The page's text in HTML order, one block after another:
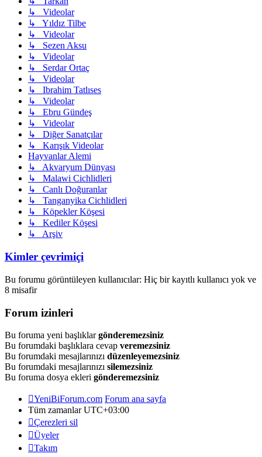
↳ Videolar
↳ Yıldız Tilbe
↳ Videolar
↳ Sezen Aksu
↳ Videolar
↳ Serdar Ortaç
↳ Videolar
↳ Ibrahim Tatlıses
↳ Videolar
↳ Ebru Gündeş
↳ Videolar
↳ Diğer Sanatçılar
↳ Karışık Videolar
Hayvanlar Alemi
↳ Akvaryum Dünyası
↳ Malawi Cichlidleri
↳ Canlı Doğuranlar
↳ Tanganyika Cichlidleri
↳ Köpekler Köşesi
↳ Kediler Köşesi
↳ Arşiv
Kimler çevrimiçi
Bu forumu görüntüleyen kullanıcılar: Hiç bir kayıtlı kullanıcı yok ve
8 misafir
Forum izinleri
Bu foruma yeni başlıklargönderemezsiniz
Bu forumdaki başlıklara cevap veremezsiniz
Bu forumdaki mesajlarınızı düzenleyemezsiniz
Bu forumdaki mesajlarınızı silemezsiniz
Bu foruma dosya ekleri gönderemezsiniz
YeniBiForum.com Forum ana sayfa
Tüm zamanlarUTC+03:00
Çerezleri sil
Üyeler
Takım